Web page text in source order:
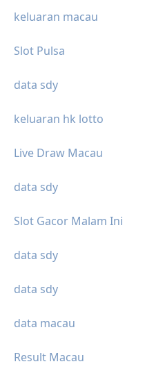
keluaran macau
Slot Pulsa
data sdy
keluaran hk lotto
Live Draw Macau
data sdy
Slot Gacor Malam Ini
data sdy
data sdy
data macau
Result Macau